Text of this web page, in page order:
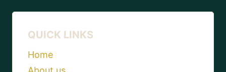
QUICK LINKS
Home